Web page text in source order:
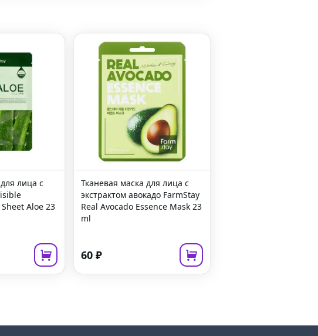
лица с
Aloe 23
Тканевая маска для лица с
экстрактом авокадо FarmStay
Real Avocado Essence Mask 23
ml
60 ₽